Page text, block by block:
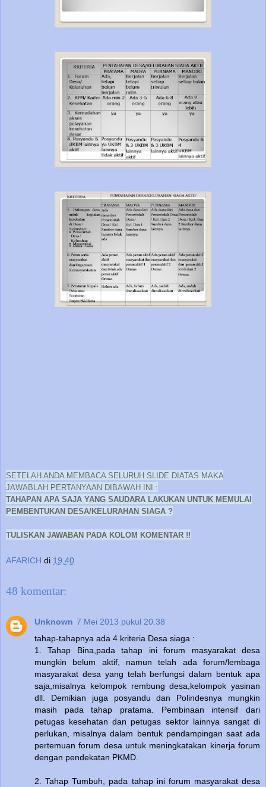
SETELAH ANDA MEMBACA SELURUH SLIDE DIATAS MAKA
JAWABLAH PERTANYAAN DIBAWAH INI :
TAHAPAN APA SAJA YANG SAUDARA LAKUKAN UNTUK MEMULAI
PEMBENTUKAN DESA/KELURAHAN SIAGA ?
TULISKAN JAWABAN PADA KOLOM KOMENTAR !!
AFARICH di 19.40
48 komentar:
Unknown 7 Mei 2013 pukul 20.38
tahap-tahapnya ada 4 kriteria Desa siaga :
1. Tahap Bina,pada tahap ini forum masyarakat desa
mungkin belum aktif, namun telah ada forum/lembaga
masyarakat desa yang telah berfungsi dalam bentuk apa
saja,misalnya kelompok rembung desa,kelompok yasinan
dll. Demikian juga posyandu dan Polindesnya mungkin
masih pada tahap pratama. Pembinaan intensif dari
petugas kesehatan dan petugas sektor lainnya sangat di
perlukan, misalnya dalam bentuk pendampingan saat ada
pertemuan forum desa untuk meningkatakan kinerja forum
dengan pendekatan PKMD.
2. Tahap Tumbuh, pada tahap ini forum masyarakat desa